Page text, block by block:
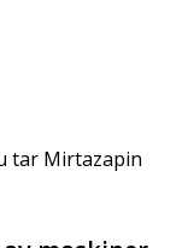
tar Mirtazapin